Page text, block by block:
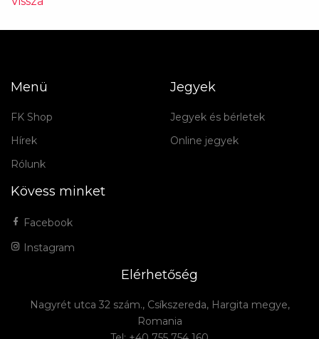
Menü
FK Shop
Hírek
Rólunk
Jegyek
Jegyek és bérletek
Online jegyek
Kövess minket
Facebook
Instagram
Elérhetőség
Nagyrét utca 32 szám., Csíkszereda, Hargita megye,
Romania